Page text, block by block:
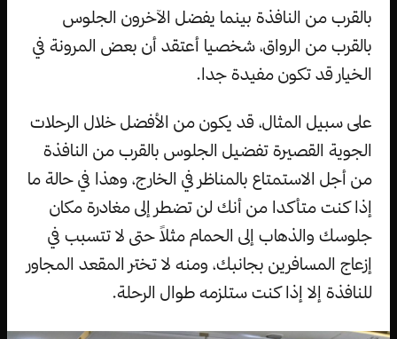
بالقرب من النافذة بينما يفضل الآخرون الجلوس
بالقرب من الرواق، شخصيا أعتقد أن بعض المرونة في
الخيار قد تكون مفيدة جدا.
على سبيل المثال، قد يكون من الأفضل خلال الرحلات
الجوية القصيرة تفضيل الجلوس بالقرب من النافذة
من أجل الاستمتاع بالمناظر في الخارج، وهذا في حالة ما
إذا كنت متأكدا من أنك لن تضطر إلى مغادرة مكان
جلوسك والذهاب إلى الحمام مثلاً حتى لا تتسبب في
إزعاج المسافرين بجانبك، ومنه لا تختر المقعد المجاور
للنافذة إلا إذا كنت ستلزمه طوال الرحلة.